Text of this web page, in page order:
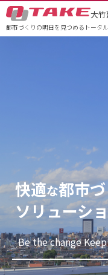
大
都市づくりの明日を見つめるトータ
快適な都市
ソリューシ
Be the change